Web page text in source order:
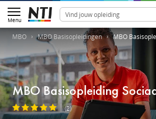
Menu
MBO MBO Basisopleidingen MBO
MBO Basisopleiding
(2)